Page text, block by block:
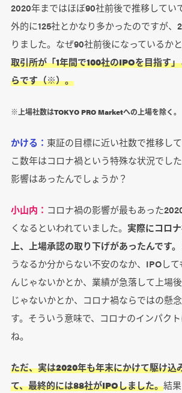
2020年まではほぼ90社前後で推移してい
外的に125社とかなり多かったのですが、
りました。なぜ90社前後になっているかと
取引所が「1年間で100社のIPOを目指す
らです（※）。
※上場社数はTOKYO PRO Marketへの上場を除く。
かける： 東証の目標に近い社数で推移し
こ数年はコロナ禍という特殊な状況でし
影響はあったんでしょうか？
小山内： コロナ禍の影響が最もあった
くなるといわれていました。 実際にコロ
上、上場承認の取り下げがあったんです。
うなるか分からない不安のなか、IPOし
んじゃないかとか、業績が急落して上場
じゃないかとか、コロナ禍ならではの懸
す。そういう意味で、コロナのインパク
ね。
ただ、実は2020年も年末にかけて駆け込
て、最終的には88社がIPOしました。結